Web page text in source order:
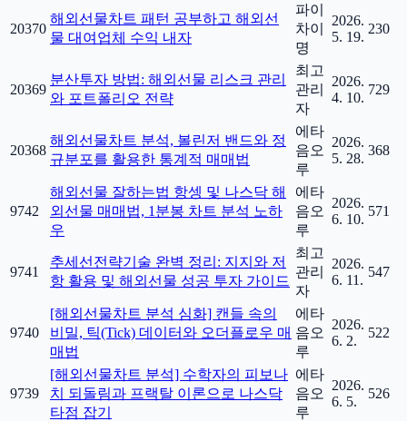
20370
해외선물차트 패턴 공부하고 해외선
물 대여업체 수익 내자
파이
차이
명
2026.
5. 19.
230
20369
분산투자 방법: 해외선물 리스크 관리
와 포트폴리오 전략
최고
관리
자
2026.
4. 10.
729
20368
해외선물차트 분석, 볼린저 밴드와 정
규분포를 활용한 통계적 매매법
에타
음오
루
2026.
5. 28.
368
9742
해외선물 잘하는법 항셍 및 나스닥 해
외선물 매매법, 1분봉 차트 분석 노하
우
에타
음오
루
2026.
6. 10.
571
9741
추세선전략기술 완벽 정리: 지지와 저
항 활용 및 해외선물 성공 투자 가이드
최고
관리
자
2026.
6. 11.
547
9740
[해외선물차트 분석 심화] 캔들 속의
비밀, 틱(Tick) 데이터와 오더플로우 매
매법
에타
음오
루
2026.
6. 2.
522
9739
[해외선물차트 분석] 수학자의 피보나
치 되돌림과 프랙탈 이론으로 나스닥
타점 잡기
에타
음오
루
2026.
6. 5.
526